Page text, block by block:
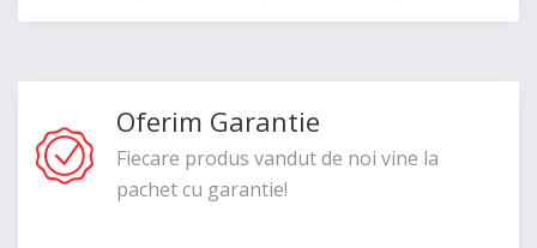
Oferim Garantie
Fiecare produs vandut de noi vine la
pachet cu garantie!